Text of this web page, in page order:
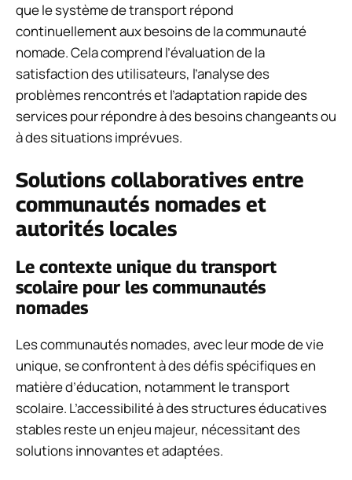
que le système de transport répond
continuellement aux besoins de la communauté
nomade. Cela comprend l’évaluation de la
satisfaction des utilisateurs, l’analyse des
problèmes rencontrés et l’adaptation rapide des
services pour répondre à des besoins changeants ou
à des situations imprévues.
Solutions collaboratives entre
communautés nomades et
autorités locales
Le contexte unique du transport
scolaire pour les communautés
nomades
Les communautés nomades, avec leur mode de vie
unique, se confrontent à des défis spécifiques en
matière d’éducation, notamment le transport
scolaire. L’accessibilité à des structures éducatives
stables reste un enjeu majeur, nécessitant des
solutions innovantes et adaptées.